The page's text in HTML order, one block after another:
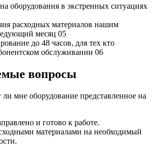
оборудования в экстренных ситуациях
расходных материалов нашим
месяц 05
до 48 часов, для тех кто
обслуживании 06
вопросы
ли мне оборудование представленное на
и готово к работе.
материалами на необходимый